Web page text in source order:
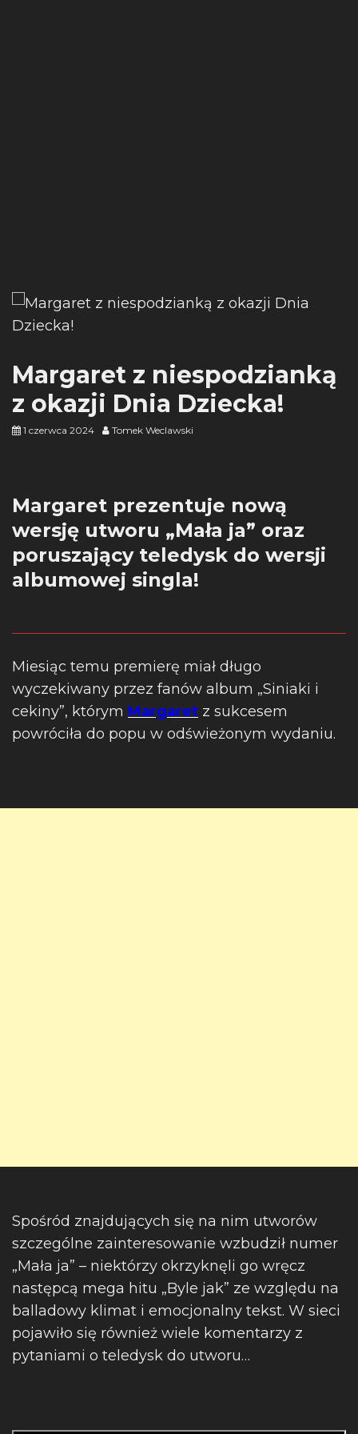
Margaret z niespodzianką
z okazji Dnia Dziecka!
1 czerwca 2024 Tomek Weclawski
Margaret prezentuje nową
wersję utworu „Mała ja” oraz
poruszający teledysk do wersji
albumowej singla!
Miesiąc temu premierę miał długo
wyczekiwany przez fanów album „Siniaki i
cekiny”, którym Margaret z sukcesem
powróciła do popu w odświeżonym wydaniu.
Spośród znajdujących się na nim utworów
szczególne zainteresowanie wzbudził numer
„Mała ja” – niektórzy okrzyknęli go wręcz
następcą mega hitu „Byle jak” ze względu na
balladowy klimat i emocjonalny tekst. W sieci
pojawiło się również wiele komentarzy z
pytaniami o teledysk do utworu…